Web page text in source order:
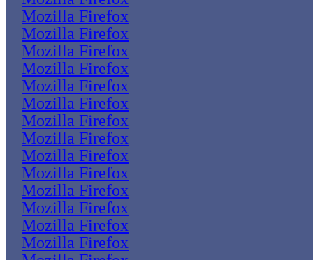
Mozilla Firefox
Mozilla Firefox
Mozilla Firefox
Mozilla Firefox
Mozilla Firefox
Mozilla Firefox
Mozilla Firefox
Mozilla Firefox
Mozilla Firefox
Mozilla Firefox
Mozilla Firefox
Mozilla Firefox
Mozilla Firefox
Mozilla Firefox